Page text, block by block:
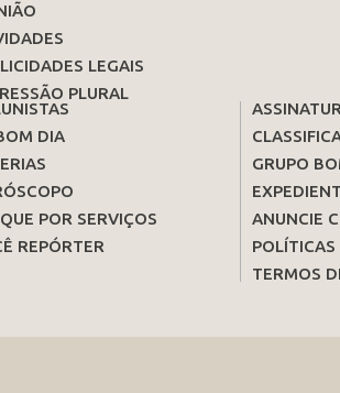
LEGAIS
PLURAL
DIA
POR SERVIÇOS
REPÓRTER
GRUPO
ANUNCIE
POLÍTICAS
TERMOS